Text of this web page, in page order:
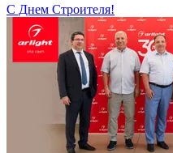
С Днем Строителя!